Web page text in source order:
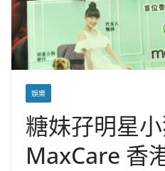
娛樂
糖妹孖明星
MaxCare 香